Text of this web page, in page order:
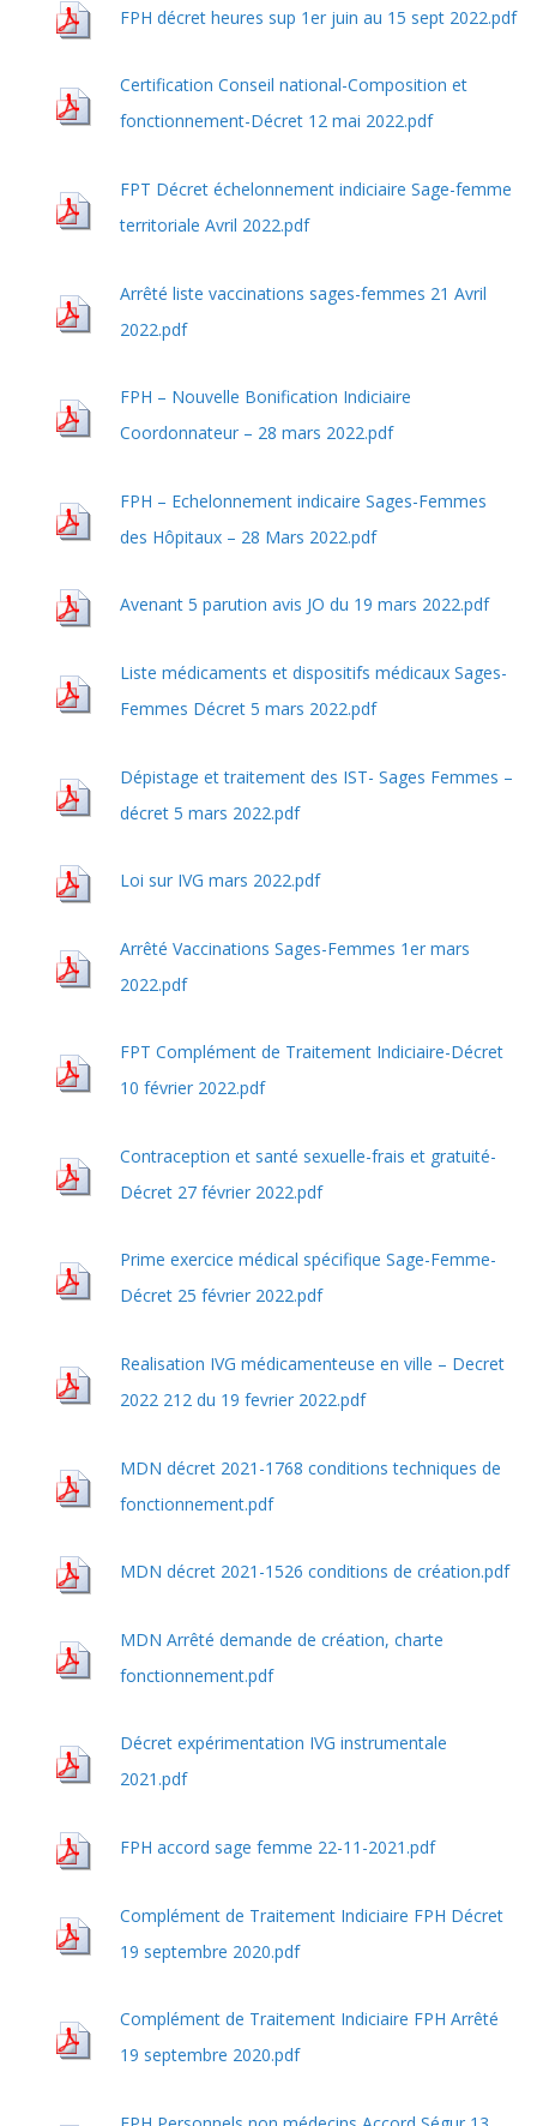
FPH décret heures sup 1er juin au 15 sept 2022.pdf
Certification Conseil national-Composition et
fonctionnement-Décret 12 mai 2022.pdf
FPT Décret échelonnement indiciaire Sage-femme
territoriale Avril 2022.pdf
Arrêté liste vaccinations sages-femmes 21 Avril
2022.pdf
FPH – Nouvelle Bonification Indiciaire
Coordonnateur – 28 mars 2022.pdf
FPH – Echelonnement indicaire Sages-Femmes
des Hôpitaux – 28 Mars 2022.pdf
Avenant 5 parution avis JO du 19 mars 2022.pdf
Liste médicaments et dispositifs médicaux Sages-
Femmes Décret 5 mars 2022.pdf
Dépistage et traitement des IST- Sages Femmes –
décret 5 mars 2022.pdf
Loi sur IVG mars 2022.pdf
Arrêté Vaccinations Sages-Femmes 1er mars
2022.pdf
FPT Complément de Traitement Indiciaire-Décret
10 février 2022.pdf
Contraception et santé sexuelle-frais et gratuité-
Décret 27 février 2022.pdf
Prime exercice médical spécifique Sage-Femme-
Décret 25 février 2022.pdf
Realisation IVG médicamenteuse en ville – Decret
2022 212 du 19 fevrier 2022.pdf
MDN décret 2021-1768 conditions techniques de
fonctionnement.pdf
MDN décret 2021-1526 conditions de création.pdf
MDN Arrêté demande de création, charte
fonctionnement.pdf
Décret expérimentation IVG instrumentale
2021.pdf
FPH accord sage femme 22-11-2021.pdf
Complément de Traitement Indiciaire FPH Décret
19 septembre 2020.pdf
Complément de Traitement Indiciaire FPH Arrêté
19 septembre 2020.pdf